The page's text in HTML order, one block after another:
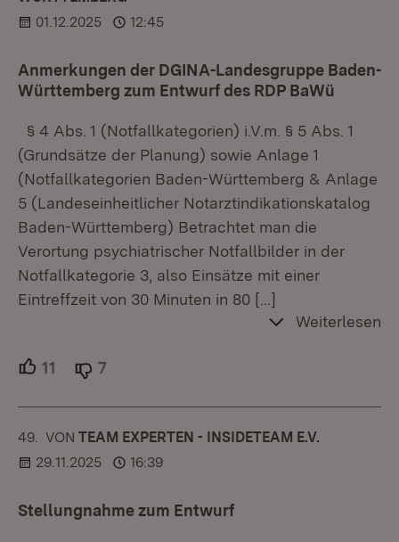
01.12.2025
12:45
Anmerkungen der DGINA-Landesgruppe Baden-
Württemberg zum Entwurf des RDP BaWü
§ 4 Abs. 1 (Notfallkategorien) i.V.m. § 5 Abs. 1
(Grundsätze der Planung) sowie Anlage 1
(Notfallkategorien Baden-Württemberg & Anlage
5 (Landeseinheitlicher Notarztindikationskatalog
Baden-Württemberg) Betrachtet man die
Verortung psychiatrischer Notfallbilder in der
Notfallkategorie 3, also Einsätze mit einer
Eintreffzeit von 30 Minuten in 80 […]
Weiterlesen
11 Unterstützer.
7
49. KOMMENTAR
VON :TEAM EXPERTEN - INSIDETEAM E.V.
29.11.2025
16:39
Stellungnahme zum Entwurf